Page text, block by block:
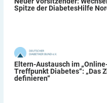
Spitze der DiabetesHilfe
Eltern-Austausch im
Treffpunkt Diabetes“: „Das
definieren“